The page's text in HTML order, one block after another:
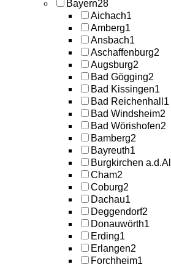
Bayern28
Aichach1
Amberg1
Ansbach1
Aschaffenburg2
Augsburg2
Bad Gögging2
Bad Kissingen1
Bad Reichenhall 1
Bad Windsheim2
Bad Wörishofen2
Bamberg2
Bayreuth1
Burgkirchen
Cham2
Coburg2
Dachau1
Deggendorf2
Donauwörth1
Erding1
Erlangen2
Forchheim1